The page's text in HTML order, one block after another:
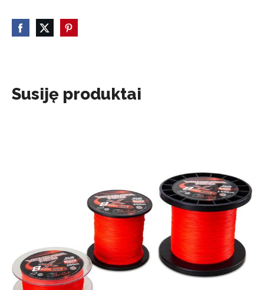
Susiję produktai